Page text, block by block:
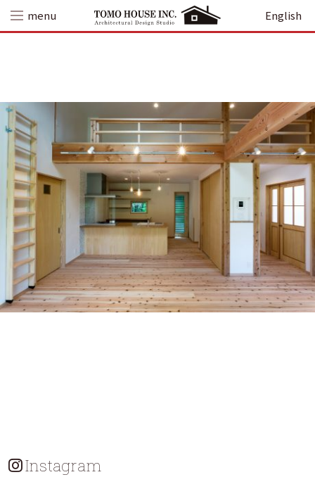
content
menu English
Instagram